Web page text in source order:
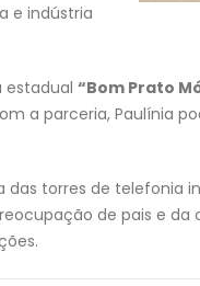
e indústria
estadual “Bom Prato
a parceria, Paulínia
torres de telefonia
de pais e